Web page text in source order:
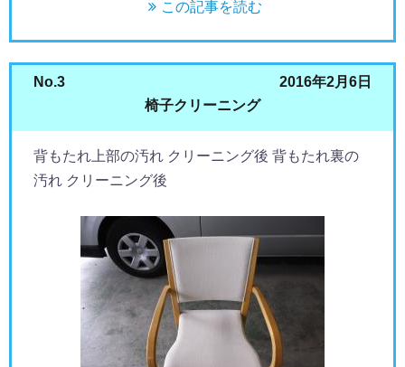
この記事を読む
No.3
2016年2月6日
椅子クリーニング
背もたれ上部の汚れ クリーニング後 背もたれ裏の
汚れ クリーニング後